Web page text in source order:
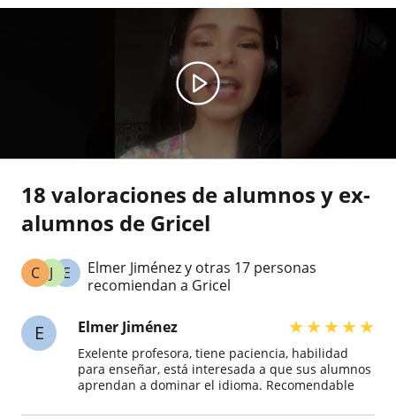
18 valoraciones de alumnos y ex-
alumnos de Gricel
E
J
C
Elmer Jiménez y otras 17 personas
recomiendan a Gricel
E Elmer Jiménez ★★★★★
Exelente profesora, tiene paciencia, habilidad
para enseñar, está interesada a que sus alumnos
aprendan a dominar el idioma. Recomendable